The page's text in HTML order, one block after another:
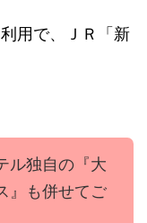
用で、ＪＲ「新
ル独自の『大
』も併せてご